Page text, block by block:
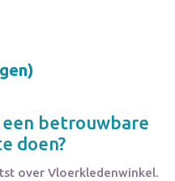
een betrouwbare
doen?
over Vloerkledenwinkel.